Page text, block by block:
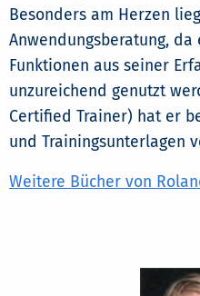
Besonders am Herzen
Anwendungsberatung,
Funktionen aus seiner
unzureichend genutzt
Certified Trainer) hat er
und Trainingsunterlagen
Weitere Bücher von